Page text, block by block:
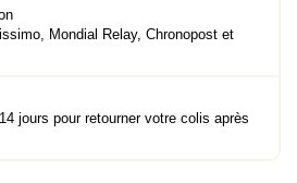
Mondial Relay, Chronopost et
jours pour retourner votre colis après